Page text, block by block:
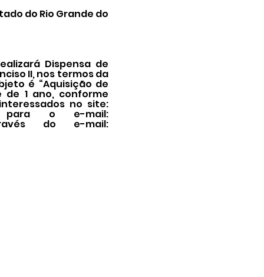
do Rio Grande do
Dispensa de
II, nos termos da
é “Aquisição de
de 1 ano, conforme
no site:
para o e-mail:
do e-mail: